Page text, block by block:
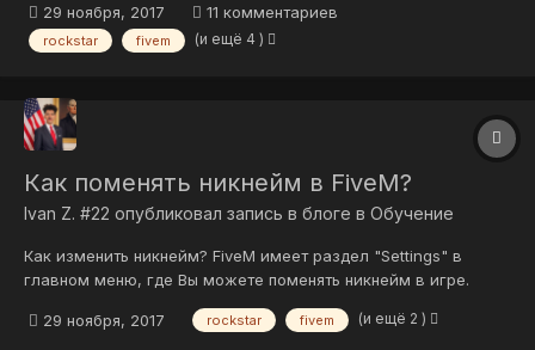
Files\Rockstar Games\Grand Theft Auto V или C:\Program Files
(x86)\Rockstar Games\Grand Theft Auto V. В таком случае
29 ноября, 2017 11 комментариев
rockstar fivem (и ещё 4 )
Как поменять никнейм в FiveM?
Ivan Z. #22 опубликовал запись в блоге в Обучение
Как изменить никнейм? FiveM имеет раздел "Settings" в
главном меню, где Вы можете поменять никнейм в игре.
29 ноября, 2017 rockstar fivem (и ещё 2 )